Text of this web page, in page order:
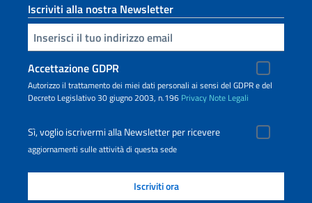
Iscriviti alla nostra Newsletter
Inserisci la tua email
Accettazione GDPR
Autorizzo il trattamento dei miei dati personali ai sensi del GDPR e del
Decreto Legislativo 30 giugno 2003, n.196 Privacy Note Legali
Sì, voglio iscrivermi alla Newsletter per ricevere
aggiornamenti sulle attività di questa sede